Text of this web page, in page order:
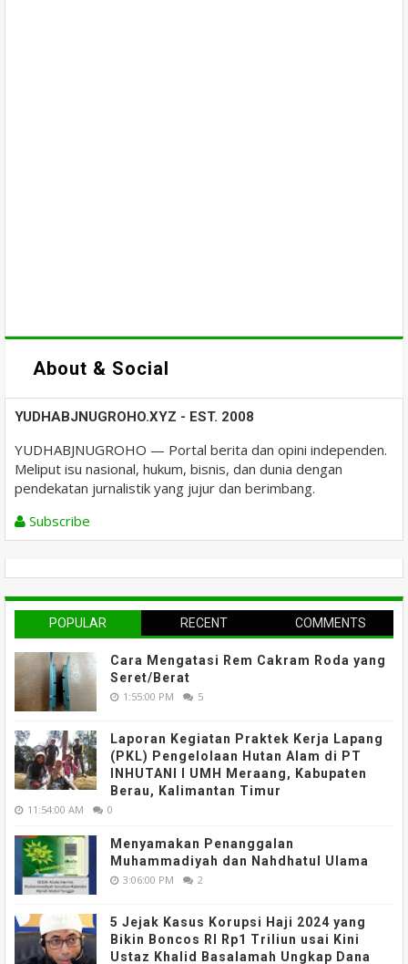
About & Social
YUDHABJNUGROHO.XYZ - EST. 2008
YUDHABJNUGROHO — Portal berita dan opini independen.
Meliput isu nasional, hukum, bisnis, dan dunia dengan
pendekatan jurnalistik yang jujur dan berimbang.
Subscribe
POPULAR RECENT COMMENTS
Cara Mengatasi Rem Cakram Roda yang
Seret/Berat
1:55:00 PM 5
Laporan Kegiatan Praktek Kerja Lapang
(PKL) Pengelolaan Hutan Alam di PT
INHUTANI I UMH Meraang, Kabupaten
Berau, Kalimantan Timur
11:54:00 AM 0
Menyamakan Penanggalan
Muhammadiyah dan Nahdhatul Ulama
3:06:00 PM 2
5 Jejak Kasus Korupsi Haji 2024 yang
Bikin Boncos RI Rp1 Triliun usai Kini
Ustaz Khalid Basalamah Ungkap Dana